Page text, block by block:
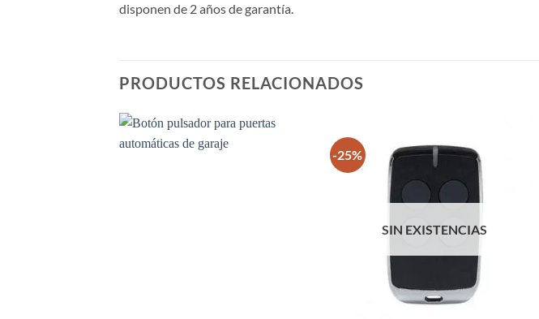
disponen de 2 años de garantía.
PRODUCTOS RELACIONADOS
-25%
SIN EXISTENCIAS